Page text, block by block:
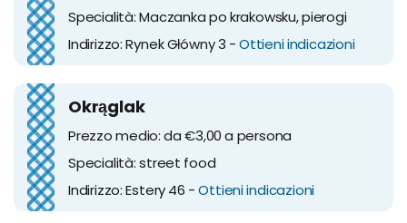
Specialità: Maczanka po krakowsku, pierogi
Indirizzo: Rynek Główny 3 -Ottieni indicazioni
Okrąglak
Prezzo medio: da €3,00 a persona
Specialità: street food
Indirizzo: Estery 46 -Ottieni indicazioni